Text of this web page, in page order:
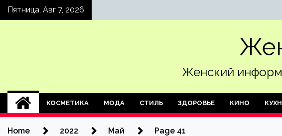
SkipПятница, Авг 7, 2026
Женский
КОСМЕТИКА МОДА СТИЛЬ ЗДОРОВЬЕ КИНО
Home 2022 Май Page 41